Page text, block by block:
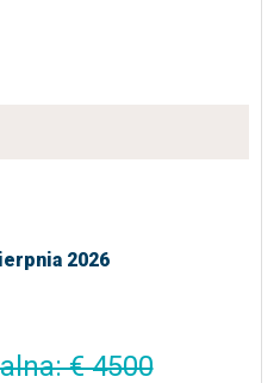
2026
€ 4500